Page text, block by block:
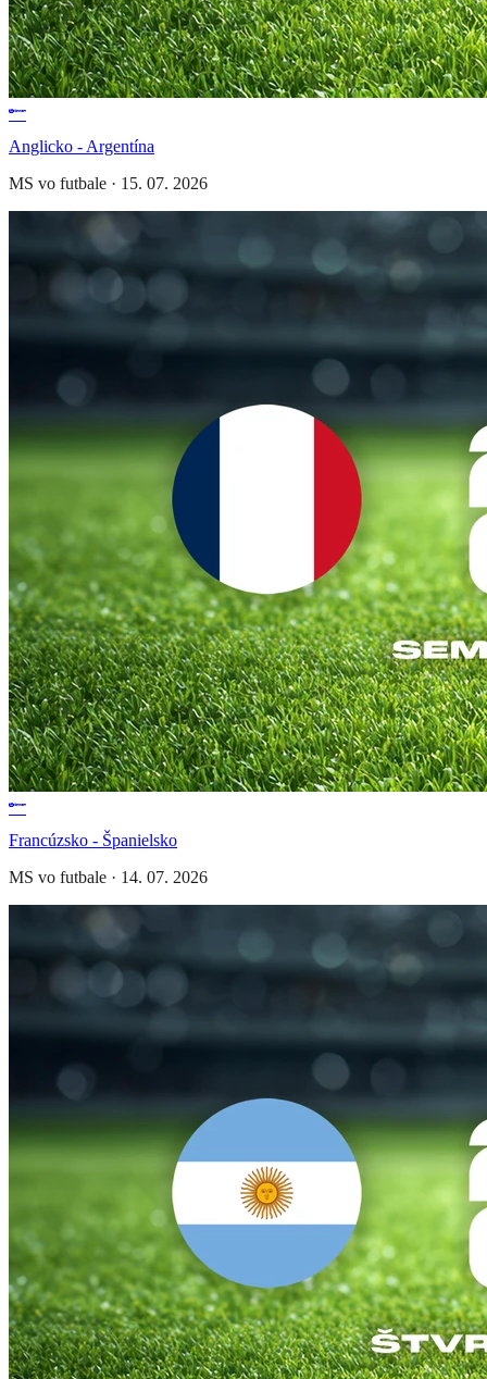
Anglicko - Argentína
MS vo futbale · 15. 07. 2026
Francúzsko - Španielsko
MS vo futbale · 14. 07. 2026